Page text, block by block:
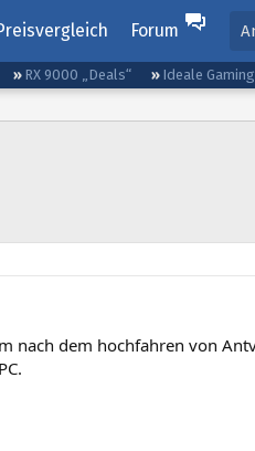
Forum
RX 9000 „Deals“ Ideale
nach dem hochfahren von